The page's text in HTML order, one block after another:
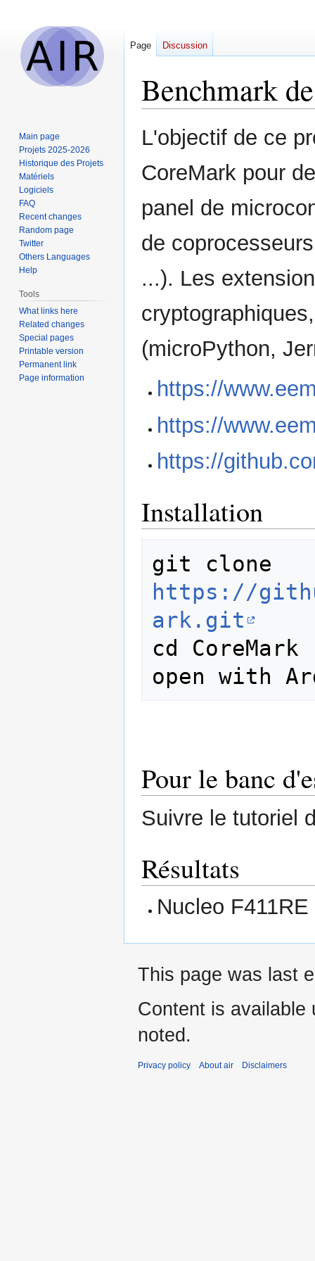
Benchmark
Jump
to
Jump
to
L'objectif de ce
CoreMark pour
panel de
de
...). Les
(microPython,
https://
https://
https://
Installation
https://
ark.git
cd CoreMark
Pour le banc
Suivre le tutoriel
Résultats
Nucleo
Page Discussion
Main page
Projets 2025-2026
Historique des Projets
Matériels
Logiciels
FAQ
Recent changes
Random page
Twitter
Others Languages
Help
Tools
What links here
Related changes
Special pages
Printable version
Permanent link
Page information
This page was last
Content is available
noted.
Privacy policy About air Disclaimers